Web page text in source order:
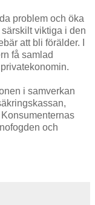
problem och öka
viktiga i den
att bli förälder. I
få samlad
i samverkan
och